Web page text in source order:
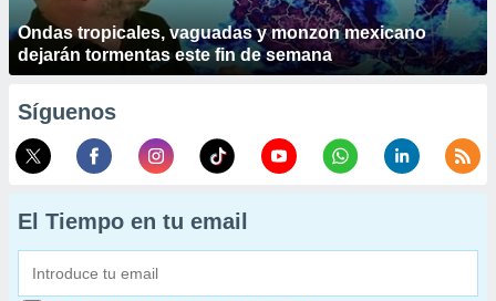
Ondas tropicales, vaguadas y monzon mexicano
dejarán tormentas este fin de semana
Síguenos
El Tiempo en tu email